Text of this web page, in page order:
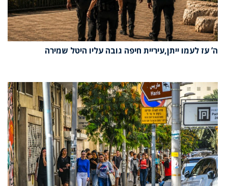
ה’ עֹז לעמו ייתן,עיריית חיפה גובה עליו היטל שמירה